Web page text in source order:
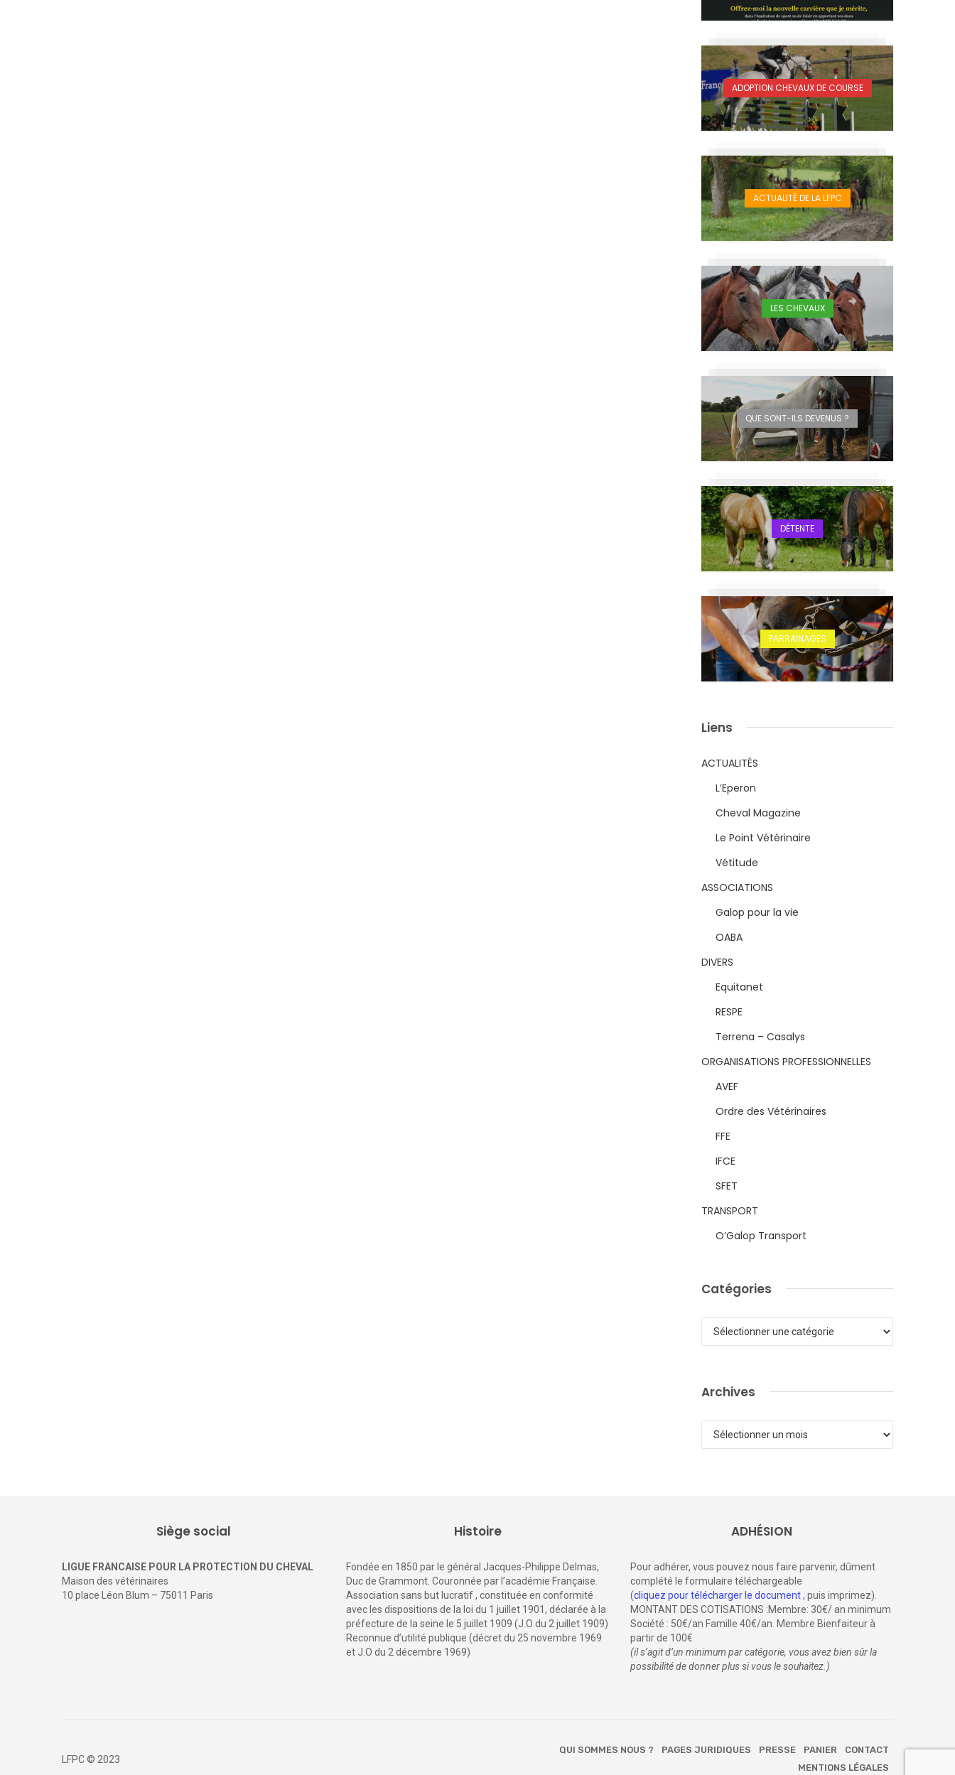
ADOPTION CHEVAUX DE COURSE
ACTUALITÉ DE LA LFPC
LES CHEVAUX
QUE SONT-ILS DEVENUS ?
DÉTENTE
PARRAINAGES
Liens
ACTUALITÉS
L’Eperon
Cheval Magazine
Le Point Vétérinaire
Vétitude
ASSOCIATIONS
Galop pour la vie
OABA
DIVERS
Equitanet
RESPE
Terrena – Casalys
ORGANISATIONS PROFESSIONNELLES
AVEF
Ordre des Vétérinaires
FFE
IFCE
SFET
TRANSPORT
O’Galop Transport
Catégories
Archives
Siège social
LIGUE FRANCAISE POUR LA PROTECTION DU CHEVAL
Maison des vétérinaires
10 place Léon Blum – 75011 Paris
Histoire
Fondée en 1850 par le général Jacques-Philippe Delmas,
Duc de Grammont. Couronnée par l’académie Française.
Association sans but lucratif , constituée en conformité
avec les dispositions de la loi du 1 juillet 1901, déclarée à la
préfecture de la seine le 5 juillet 1909 (J.O du 2 juillet 1909)
Reconnue d’utilité publique (décret du 25 novembre 1969
et J.O du 2 décembre 1969)
ADHÉSION
Pour adhérer, vous pouvez nous faire parvenir, dûment
complété le formulaire téléchargeable
(cliquez pour télécharger le document, puis imprimez).
MONTANT DES COTISATIONS :Membre: 30€/ an minimum
Société : 50€/an Famille 40€/an. Membre Bienfaiteur à
partir de 100€
(il s’agit d’un minimum par catégorie, vous avez bien sûr la
possibilité de donner plus si vous le souhaitez.)
LFPC © 2023
QUI SOMMES NOUS ? PAGES JURIDIQUES PRESSE PANIER
CONTACT
MENTIONS LÉGALES